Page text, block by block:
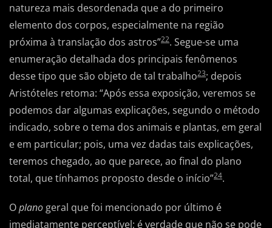
natureza mais desordenada que a do primeiro
elemento dos corpos, especialmente na região
próxima à translação dos astros”22. Segue-se uma
enumeração detalhada dos principais fenômenos
desse tipo que são objeto de tal trabalho23; depois
Aristóteles retoma: “Após essa exposição, veremos se
podemos dar algumas explicações, segundo o método
indicado, sobre o tema dos animais e plantas, em geral
e em particular; pois, uma vez dadas tais explicações,
teremos chegado, ao que parece, ao final do plano
total, que tínhamos proposto desde o início”24.
Oplano geral que foi mencionado por último é
imediatamente perceptível; é verdade que não se pode